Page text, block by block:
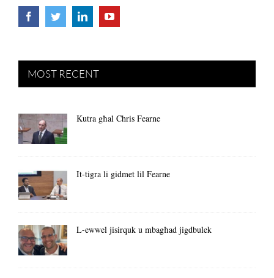
MOST RECENT
Kutra għal Chris Fearne
It-tigra li gidmet lil Fearne
L-ewwel jisirquk u mbagħad jigdbulek